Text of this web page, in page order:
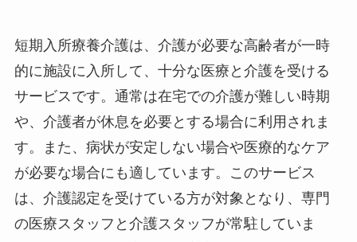
短期入所療養介護は、介護が必要な高齢者が一時
的に施設に入所して、十分な医療と介護を受ける
サービスです。通常は在宅での介護が難しい時期
や、介護者が休息を必要とする場合に利用されま
す。また、病状が安定しない場合や医療的なケア
が必要な場合にも適しています。このサービス
は、介護認定を受けている方が対象となり、専門
の医療スタッフと介護スタッフが常駐していま